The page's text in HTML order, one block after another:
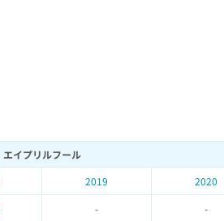
エイプリルフール
2019
2020
- -